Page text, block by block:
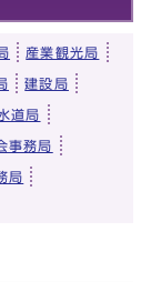
産業観光局
建設局
道局
事務局
局